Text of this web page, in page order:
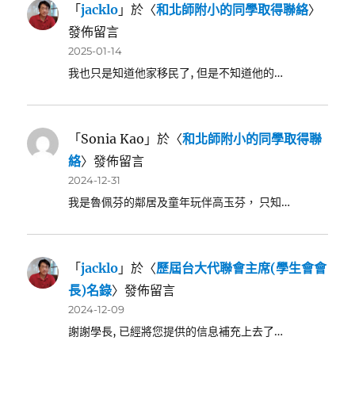
「jacklo 」於〈和北師附小的同學取得聯絡〉
發佈留言
2025-01-14
我也只是知道他家移民了, 但是不知道他的…
「Sonia Kao 」於〈和北師附小的同學取得聯
絡〉發佈留言
2024-12-31
我是魯佩芬的鄰居及童年玩伴高玉芬， 只知…
「jacklo 」於〈歷屆台大代聯會主席(學生會會
長)名錄〉發佈留言
2024-12-09
謝謝學長, 已經將您提供的信息補充上去了…